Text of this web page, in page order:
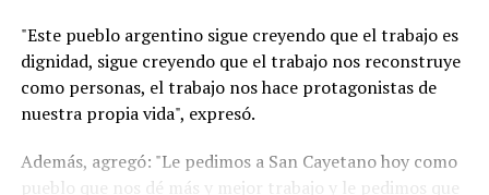
"Este pueblo argentino sigue creyendo que el trabajo es
dignidad, sigue creyendo que el trabajo nos reconstruye
como personas, el trabajo nos hace protagonistas de
nuestra propia vida", expresó.
Además, agregó: "Le pedimos a San Cayetano hoy como
pueblo que nos dé más y mejor trabajo y le pedimos que